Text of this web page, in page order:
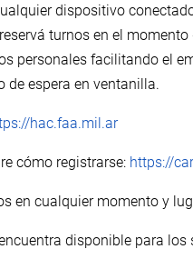
dispositivo
turnos en el momento
personales facilitando el
de espera en ventanilla.
hac.faa.mil.ar
cómo registrarse: https://
en cualquier momento y
disponible para